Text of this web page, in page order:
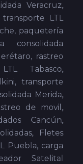
Veracruz,
transporte LTL
paquetería
consolidada
rastreo
Tabasco,
transporte
Merida,
de movil,
Cancún,
Fletes
Puebla, carga
Satelital